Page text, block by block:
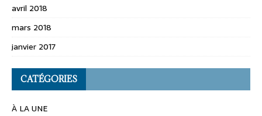
avril 2018
mars 2018
janvier 2017
CATÉGORIES
À LA UNE